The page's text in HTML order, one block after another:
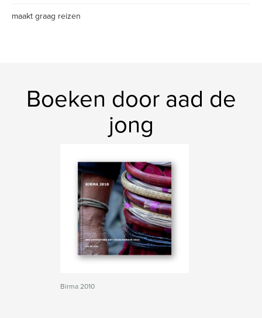
maakt graag reizen
Boeken door aad de
jong
Birma 2010